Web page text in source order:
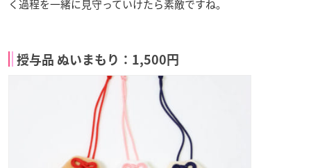
く過程を一緒に見守っていけたら素敵ですね。
授与品 ぬいまもり：1,500円